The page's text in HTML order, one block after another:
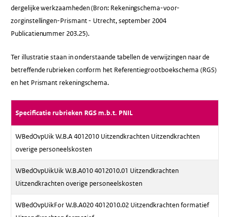
dergelijke werkzaamheden (Bron: Rekeningschema-voor-
zorginstellingen-Prismant - Utrecht, september 2004
Publicatienummer 203.25).
Ter illustratie staan in onderstaande tabellen de verwijzingen naar de
betreffende rubrieken conform het Referentiegrootboekschema (RGS)
en het Prismant rekeningschema.
Specificatie rubrieken RGS m.b.t. PNIL
WBedOvpUik W.B.A 4012010 Uitzendkrachten Uitzendkrachten
overige personeelskosten
WBedOvpUikUik W.B.A010 4012010.01 Uitzendkrachten
Uitzendkrachten overige personeelskosten
WBedOvpUikFor W.B.A020 4012010.02 Uitzendkrachten formatief